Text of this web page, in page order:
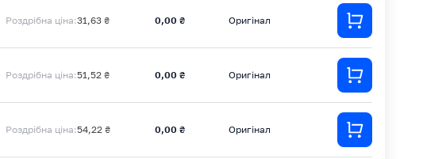
Роздрібна ціна:31,63 ₴ 0,00 ₴ Оригінал
Роздрібна ціна:51,52 ₴ 0,00 ₴ Оригінал
Роздрібна ціна:54,22 ₴ 0,00 ₴ Оригінал